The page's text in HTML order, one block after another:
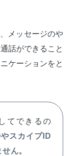
メッセージのや
話ができること
ケーションをと
てできるの
スカイプID
ん。